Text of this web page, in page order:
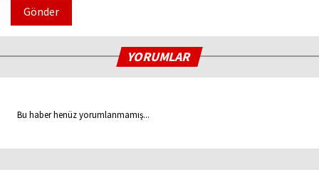
Gönder
YORUMLAR
Bu haber henüz yorumlanmamış...